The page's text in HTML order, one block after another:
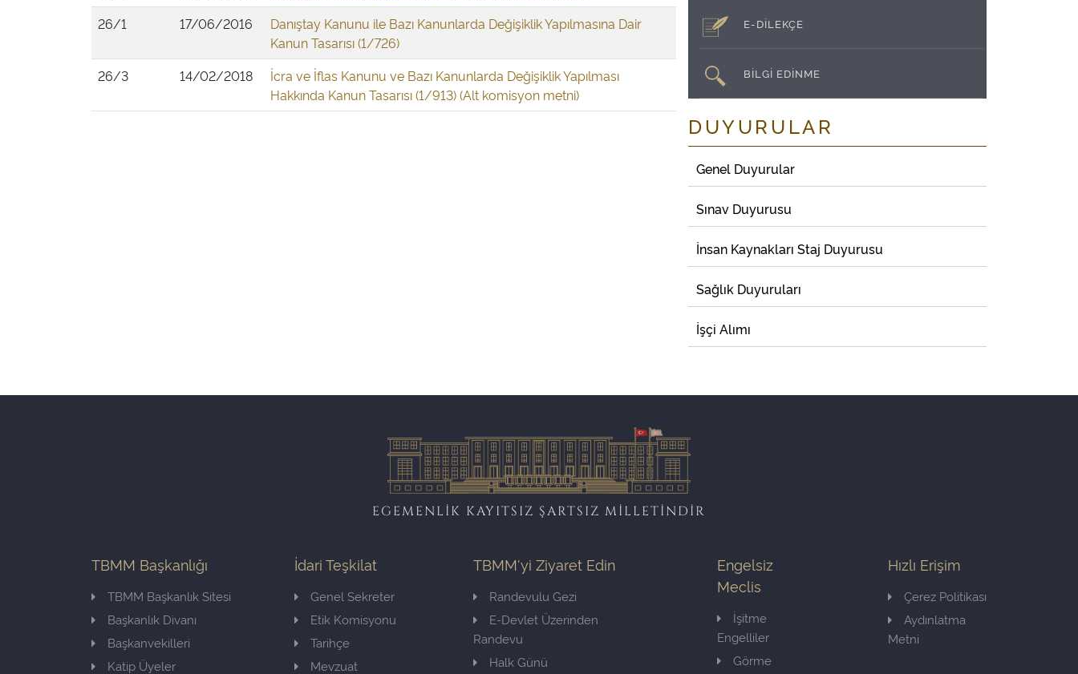
26/1
17/06/2016
Danıştay Kanunu ile Bazı Kanunlarda Değişiklik Yapılmasına Dair
Kanun Tasarısı (1/726)
26/3
14/02/2018
İcra ve İflas Kanunu ve Bazı Kanunlarda Değişiklik Yapılması
Hakkında Kanun Tasarısı (1/913) (Alt komisyon metni)
E-DİLEKÇE
BİLGİ EDİNME
DUYURULAR
Genel Duyurular
Sınav Duyurusu
İnsan Kaynakları Staj Duyurusu
Sağlık Duyuruları
İşçi Alımı
EGEMENLİK KAYITSIZ ŞARTSIZ MİLLETİNDİR
TBMM Başkanlığı
TBMM Başkanlık Sitesi
Başkanlık Divanı
Başkanvekilleri
Katip Üyeler
İdari Teşkilat
Genel Sekreter
Etik Komisyonu
Tarihçe
Mevzuat
TBMM'yi Ziyaret Edin
Randevulu Gezi
E-Devlet Üzerinden
Randevu
Halk Günü
Engelsiz
Meclis
İşitme
Engelliler
Görme
Hızlı Erişim
Çerez Politikası
Aydınlatma
Metni